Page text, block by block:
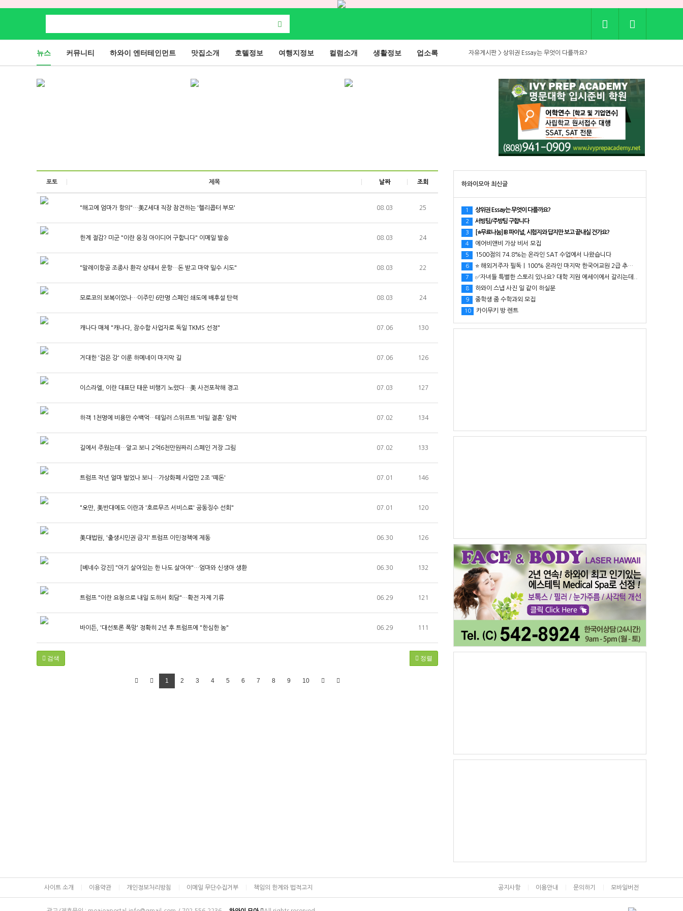
자유게시판 > 상위권 Essay는 무엇이 다를까요?
자유게시판 > 학자금 보조(FAFSA)받아서 온라인으로 영어공부 하세요!
자유게시판 > 내일까지 아마존 프라임데이인데, 다들 어떤 거 사셨는지 궁금하네요.
자유게시판 > 보통 집 렌트비는 매년 인상되나요?
자유게시판 > 골프치는 사람들 어떤선물 받으면 좋으세요?
자유게시판 > 상위권 Essay는 무엇이 다를까요?
뉴스 커뮤니티 하와이 엔터테인먼트 맛집소개 호텔정보 여행지정보 컬럼소개 생활정보 업소록
포토 제목 날짜 조회
"해고에 엄마가 항의"…美Z세대 직장 참견하는 '헬리콥터 부모' 08.03 25
한계 절감? 미군 "이란 응징 아이디어 구합니다" 이메일 발송 08.03 24
"말레이항공 조종사 환각 상태서 운항…돈 받고 마약 밀수 시도" 08.03 22
모로코의 보복이었나…이주민 6만명 스페인 쇄도에 배후설 탄력 08.03 24
캐나다 매체 "캐나다, 잠수함 사업자로 독일 TKMS 선정" 07.06 130
거대한 '검은 강' 이룬 하메네이 마지막 길 07.06 126
이스라엘, 이란 대표단 태운 비행기 노렸다…美 사전포착해 경고 07.03 127
하객 1천명에 비용만 수백억…테일러 스위프트 '비밀 결혼' 임박 07.02 134
길에서 주웠는데…알고 보니 2억6천만원짜리 스페인 거장 그림 07.02 133
트럼프 작년 얼마 벌었나 보니…가상화폐 사업만 2조 '떼돈' 07.01 146
"오만, 美반대에도 이란과 '호르무즈 서비스료' 공동징수 선회" 07.01 120
美대법원, '출생시민권 금지' 트럼프 이민정책에 제동 06.30 126
[베네수 강진] "아기 살아있는 한 나도 살아야"…엄마와 신생아 생환 06.30 132
트럼프 "이란 요청으로 내일 도하서 회담"…확전 자제 기류 06.29 121
바이든, '대선토론 폭망' 정확히 2년 후 트럼프에 "한심한 놈" 06.29 111
정렬
검색
1 2 3 4 5 6 7 8 9 10
하와이모아 최신글
1 상위권 Essay는 무엇이 다를까요?
2 서빙팀/주방팀 구합니다
3 [⭐무료나눔] IB 파이널, 시험지와 답지만 보고 끝내실 건가요?
4 에어비앤비 가상 비서 모집
5 1500점의 74.8%는 온라인 SAT 수업에서 나왔습니다
6 ⭐ 해외거주자 필독｜100% 온라인 마지막 한국어교원 2급 추가모집 (~8/2)
7 ✅자녀들 특별한 스토리 있나요? 대학 지원 에세이에서 갈리는데..
8 하와이 스냅 사진 일 같이 하실분
9 중학생 줌 수학과외 모집
10 카이무키 방 렌트
사이트 소개 이용약관 개인정보처리방침 이메일 무단수집거부 책임의 한계와 법적고지 공지사항 이용안내 문의하기 모바일버전